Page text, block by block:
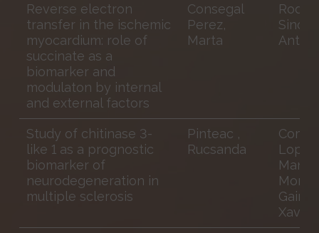
Reverse electron
transfer in the ischemic
myocardium: role of
succinate as a
biomarker and
modulaton by internal
and external factors
Consegal
Perez,
Marta
Study of chitinase 3-
like 1 as a prognostic
biomarker of
neurodegeneration in
multiple sclerosis
Pinteac ,
Rucsanda
Lopez,
Gairín,
Xavier